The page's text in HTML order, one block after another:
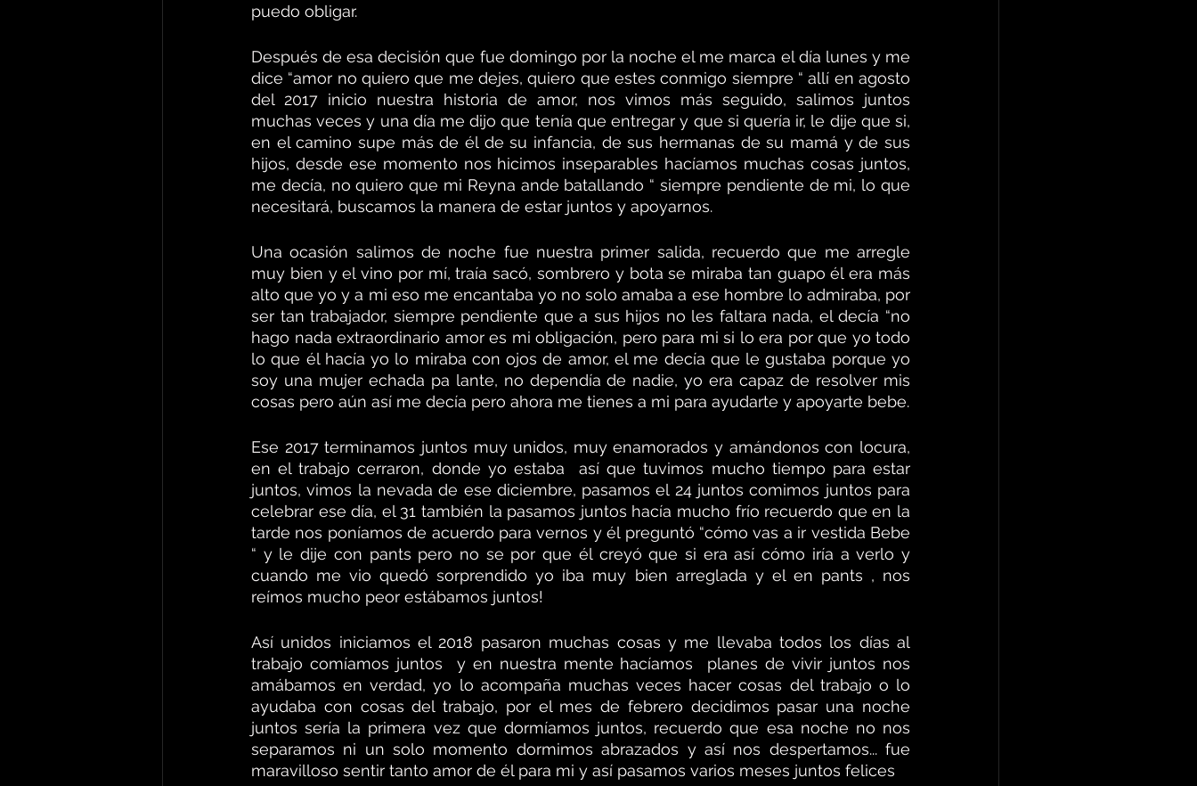
puedo obligar.
Después de esa decisión que fue domingo por la noche el me marca el día lunes y me
dice “amor no quiero que me dejes, quiero que estes conmigo siempre “ allí en agosto
del 2017 inicio nuestra historia de amor, nos vimos más seguido, salimos juntos
muchas veces y una día me dijo que tenía que entregar y que si quería ir, le dije que si,
en el camino supe más de él de su infancia, de sus hermanas de su mamá y de sus
hijos, desde ese momento nos hicimos inseparables hacíamos muchas cosas juntos,
me decía, no quiero que mi Reyna ande batallando “ siempre pendiente de mi, lo que
necesitará, buscamos la manera de estar juntos y apoyarnos.
Una ocasión salimos de noche fue nuestra primer salida, recuerdo que me arregle
muy bien y el vino por mí, traía sacó, sombrero y bota se miraba tan guapo él era más
alto que yo y a mi eso me encantaba yo no solo amaba a ese hombre lo admiraba, por
ser tan trabajador, siempre pendiente que a sus hijos no les faltara nada, el decía “no
hago nada extraordinario amor es mi obligación, pero para mi si lo era por que yo todo
lo que él hacía yo lo miraba con ojos de amor, el me decía que le gustaba porque yo
soy una mujer echada pa lante, no dependía de nadie, yo era capaz de resolver mis
cosas pero aún así me decía pero ahora me tienes a mi para ayudarte y apoyarte bebe.
Ese 2017 terminamos juntos muy unidos, muy enamorados y amándonos con locura,
en el trabajo cerraron, donde yo estaba  así que tuvimos mucho tiempo para estar
juntos, vimos la nevada de ese diciembre, pasamos el 24 juntos comimos juntos para
celebrar ese día, el 31 también la pasamos juntos hacía mucho frío recuerdo que en la
tarde nos poníamos de acuerdo para vernos y él preguntó “cómo vas a ir vestida Bebe
“ y le dije con pants pero no se por que él creyó que si era así cómo iría a verlo y
cuando me vio quedó sorprendido yo iba muy bien arreglada y el en pants , nos
reímos mucho peor estábamos juntos!
Así unidos iniciamos el 2018 pasaron muchas cosas y me llevaba todos los días al
trabajo comíamos juntos  y en nuestra mente hacíamos  planes de vivir juntos nos
amábamos en verdad, yo lo acompaña muchas veces hacer cosas del trabajo o lo
ayudaba con cosas del trabajo, por el mes de febrero decidimos pasar una noche
juntos sería la primera vez que dormíamos juntos, recuerdo que esa noche no nos
separamos ni un solo momento dormimos abrazados y así nos despertamos... fue
maravilloso sentir tanto amor de él para mi y así pasamos varios meses juntos felices